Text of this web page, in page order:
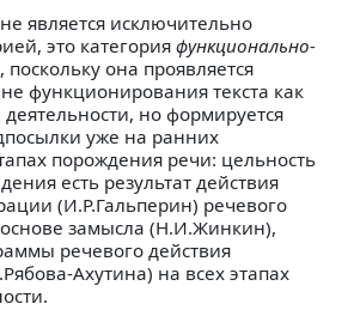
является исключительно
это категория функционально-
, поскольку она проявляется
функционирования текста как
но формируется
уже на ранних
порождения речи: цельность
есть результат действия
(И.Р.Гальперин) речевого
замысла (Н.И.Жинкин),
речевого действия
Ахутина) на всех этапах